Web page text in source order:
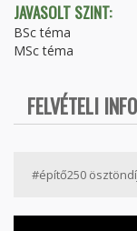
JAVASOLT SZINT:
BSc téma
MSc téma
FELVÉTELI
#építő250